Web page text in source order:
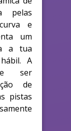
pelas
e
um
a tua
A
ser
de
pistas